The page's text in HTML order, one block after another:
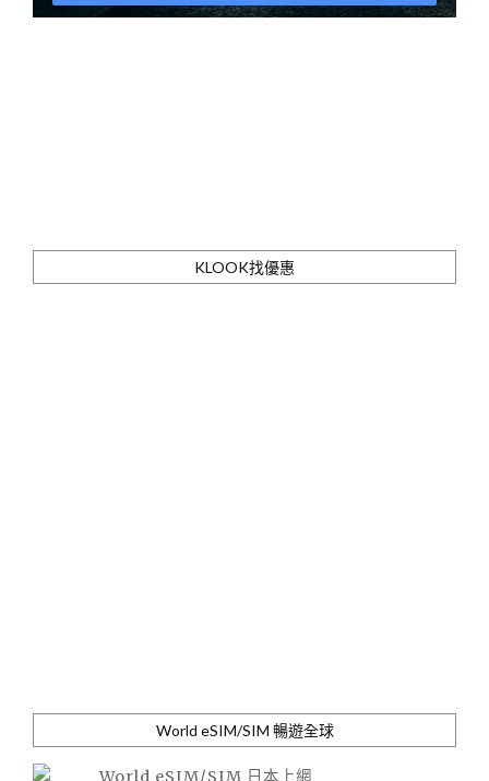
KLOOK找優惠
World eSIM/SIM 暢遊全球